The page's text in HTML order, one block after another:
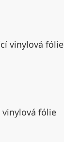
vinylová fólie
fólie